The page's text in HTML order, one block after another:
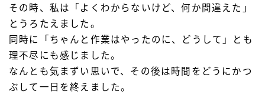
その時、私は「よくわからないけど、何か間違えた」
とうろたえました。
同時に「ちゃんと作業はやったのに、どうして」とも
理不尽にも感じました。
なんとも気まずい思いで、その後は時間をどうにかつ
ぶして一日を終えました。